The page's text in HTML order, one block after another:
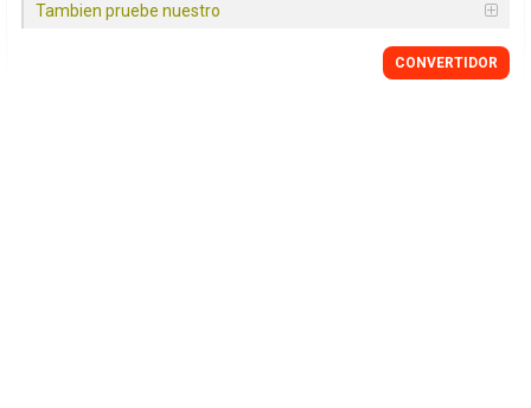
Tambien pruebe nuestro
CONVERTIDOR